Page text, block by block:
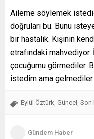
Aileme söylemek
doğruları bu. Bunu
bir hastalık. Kişinin
etrafındaki
çocuğumu görmediler.
istedim ama gelmediler.
Eylül Öztürk Güncel Son
Gündem Haber